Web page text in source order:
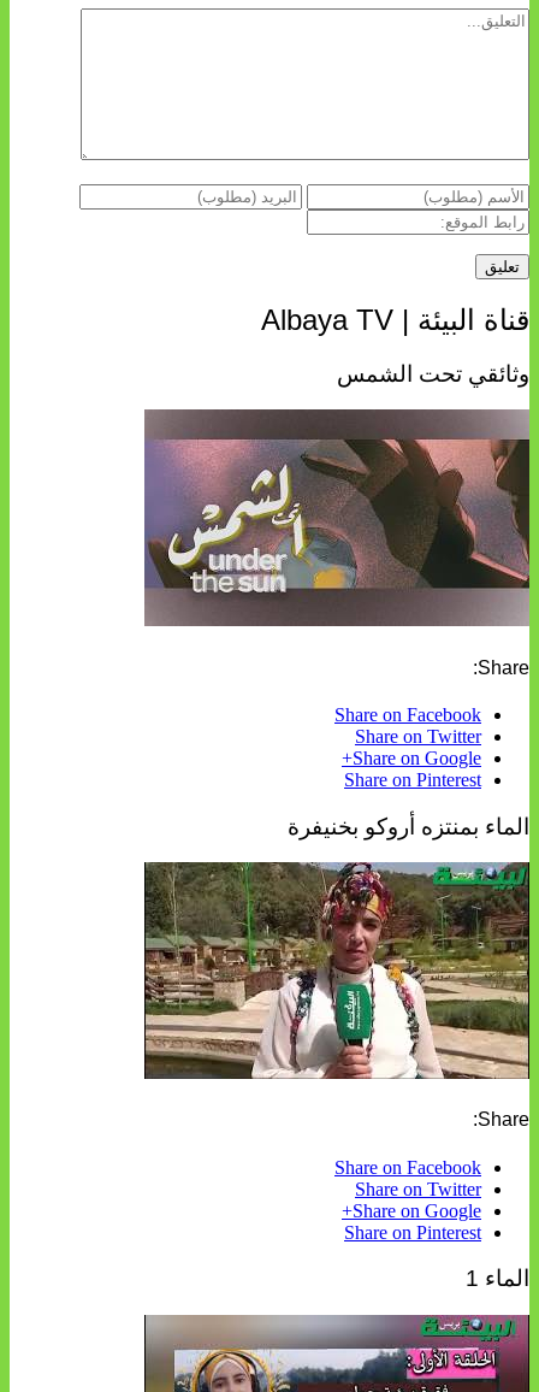
قناة البيئة | Albaya TV
وثائقي تحت الشمس
Share:
Share on Facebook
Share on Twitter
Share on Google+
Share on Pinterest
الماء بمنتزه أروكو بخنيفرة
Share:
Share on Facebook
Share on Twitter
Share on Google+
Share on Pinterest
الماء 1